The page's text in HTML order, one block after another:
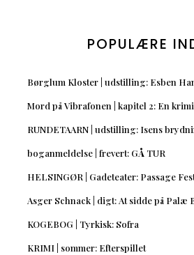
POPULÆRE
Børglum Kloster | udstilling: Esben
Mord på Vibrafonen | kapitel 2: En
RUNDETAARN | udstilling: Isens
boganmeldelse | frevert: GÅ TUR
HELSINGØR | Gadeteater: Passage
Asger Schnack | digt: At sidde på Palæ
KOGEBOG | Tyrkisk: Sofra
KRIMI | sommer: Efterspillet